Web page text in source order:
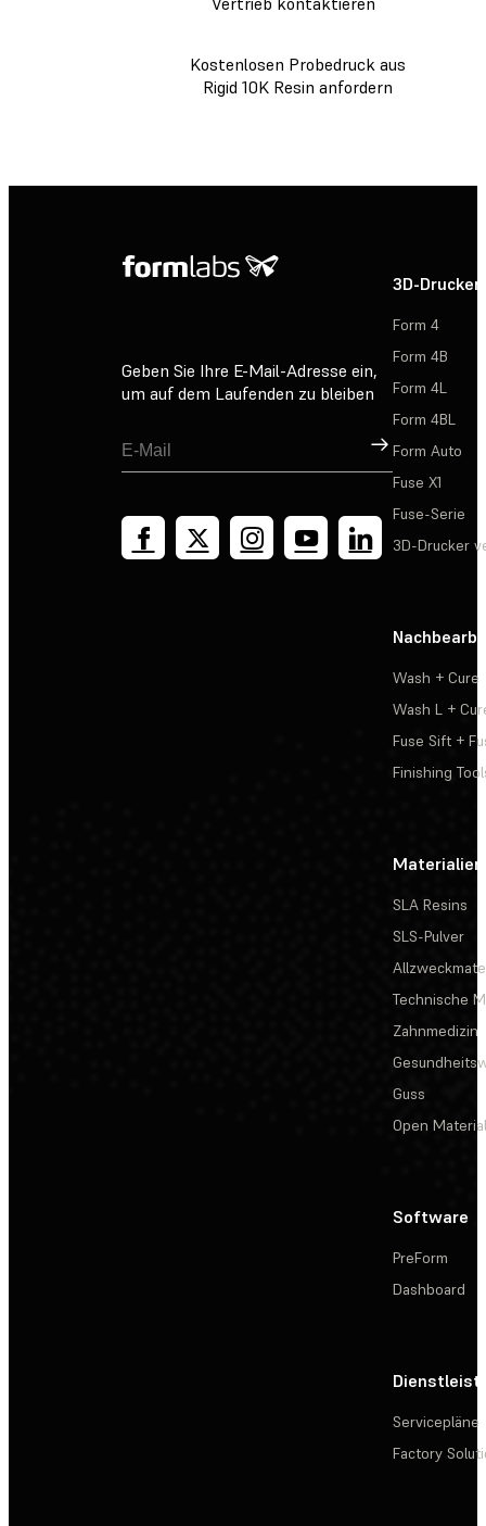
Kostenlosen Probedruck aus
Rigid 10K Resin anfordern
Geben Sie Ihre E-Mail-Adresse ein,
um auf dem Laufenden zu bleiben
Registrieren
3D-Drucker
Form 4
Form 4B
Form 4L
Form 4BL
Form Auto
Fuse X1
Fuse-Serie
3D-Drucker
Wash + Cure
Wash L +
Fuse Sift +
Finishing
Materialien
SLA Resins
SLS-Pulver
Technische
Zahnmedizin
Guss
Open
Software
PreForm
Dashboard
Servicepläne
Factory